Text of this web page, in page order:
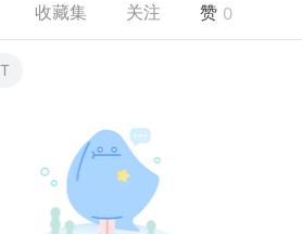
收藏集 关注 赞 0